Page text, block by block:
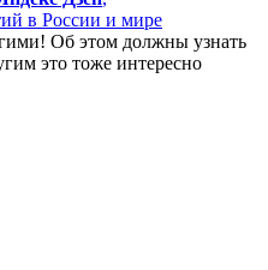
в России и мире
Об этом должны узнать
это тоже интересно